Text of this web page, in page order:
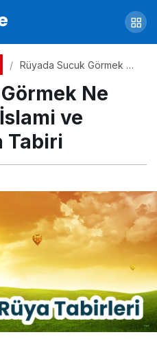
Rüyada Sucuk Görmek Ne
Psikolojik Rüya Tabiri
Ne
ve
Tabiri
Hamile Görmek Ne
Rüya Tabiri